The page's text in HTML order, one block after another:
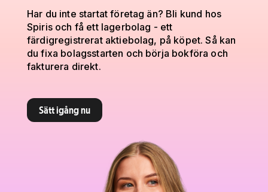
Har du inte startat företag än? Bli kund hos
Spiris och få ett lagerbolag - ett
färdigregistrerat aktiebolag, på köpet. Så kan
du fixa bolagsstarten och börja bokföra och
fakturera direkt.
Sätt igång nu